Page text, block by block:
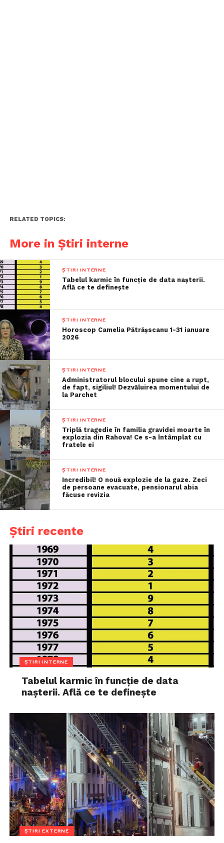
RELATED TOPICS:
More in Știri interne
ȘTIRI INTERNE
Tabelul karmic în funcție de data nașterii.
Află ce te definește
ȘTIRI INTERNE
Horoscop Camelia Pătrășscanu 1-31 ianuare
2026
ȘTIRI INTERNE
Administratorul blocului spune cine a rupt,
de fapt, sigiliul! Dezvăluirea momentului de
la Parchet
ȘTIRI INTERNE
Triplă tragedie în familia gravidei moarte în
explozia din Rahova! Ce s-a întâmplat cu
fratele ei
ȘTIRI INTERNE
Incredibil! O nouă explozie de la gaze. Zeci
de persoane evacuate, pensionarul abia
făcuse revizia
Știri recente
ȘTIRI INTERNE
Tabelul karmic în funcție de data
nașterii. Află ce te definește
ȘTIRI EXTERNE